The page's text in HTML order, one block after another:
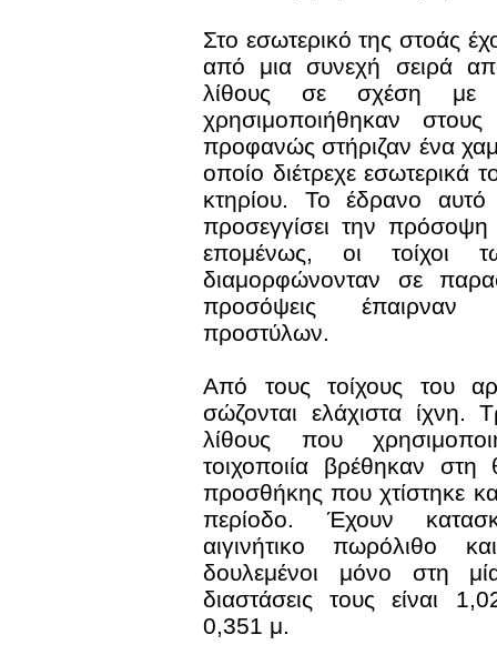
Στο εσωτερικό της στοάς
από μια συνεχή σειρά
λίθους σε σχέση με
χρησιμοποιήθηκαν
προφανώς στήριζαν ένα
οποίο διέτρεχε εσωτερικά
κτηρίου. Το έδρανο αυτό
προσεγγίσει την
επομένως, οι τοίχοι
διαμορφώνονταν σε
προσόψεις
προστύλων.
Από τους τοίχους του
σώζονται ελάχιστα ίχνη.
λίθους που
τοιχοποιία βρέθηκαν στη
προσθήκης που χτίστηκε
περίοδο. Έχουν
αιγινήτικο πωρόλιθο
δουλεμένοι μόνο στη
διαστάσεις τους είναι
0,351 μ.